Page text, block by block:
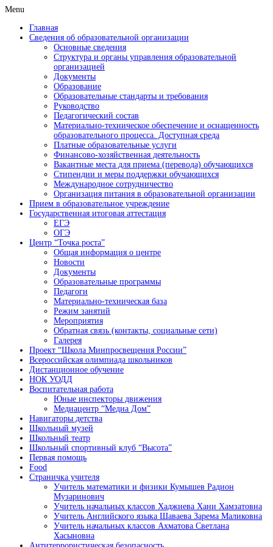
Menu
Главная
Сведения об образовательной организации
Основные сведения
Структура и органы управления образовательной
организацией
Документы
Образование
Образовательные стандарты и требования
Руководство
Педагогический состав
Материально-техническое обеспечение и оснащенность
образовательного процесса. Доступная среда
Платные образовательные услуги
Финансово-хозяйственная деятельность
Вакантные места для приема (перевода) обучающихся
Стипендии и меры поддержки обучающихся
Международное сотрудничество
Организация питания в образовательной организации
Прием в образовательное учреждение
Государственная итоговая аттестация
ЕГЭ
ОГЭ
Центр “Точка роста”
Общая информация о центре
Новости
Документы
Образовательные программы
Педагоги
Материально-техническая база
Режим занятий
Мероприятия
Обратная связь (контакты, социальные сети)
Галерея
Проект “Школа Минпросвещения России”
Всероссийская олимпиада школьников
Дистанционное обучение
НОК УОДД
Воспитательная работа
Юные инспекторы движения
Медиацентр “Медиа Дом”
Навигаторы детства
Школьный музей
Школьный театр
Школьный спортивный клуб “Высота”
Первая помощь
Food
Страничка учителя
Учитель математики и физики Кумышев Радион
Музаринович
Учитель начальных классов Хаджиева Хани Хамзатовна
Учитель Английского языка Шаваева Зарема Маликовна
Учитель начальных классов Ахматова Светлана
Хасыновна